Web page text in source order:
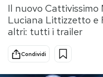
Politica
Tecnologia
Scienza
Il nuovo Cattivissimo
Luciana Littizzetto e
altri: tutti i trailer
Condividi